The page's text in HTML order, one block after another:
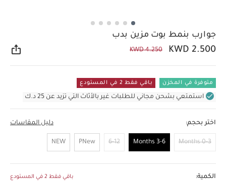
جوارب بنمط بوت مزين بدب
KWD 2.500
KWD 4.250
متوفرة في المخزن باقي فقط 2 في المستودع
استمتعي بشحن مجاني للطلبات غير بالأثاث التي تزيد عن 25 د.ك
اختر بحجم: دليل المقاسات
0-3 Months
3-6 Months
6-12
PNew
NEW
الكمية: باقي فقط 2 في المستودع